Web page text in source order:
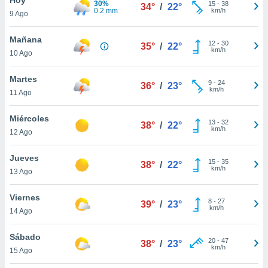
y
en
más
de
9 Ago
30%
0.2 mm
34° / 22° 15- 38
km/h
Mañana
10 Ago
35° / 22° 12- 30
km/h
Martes
11 Ago
36° / 23° 9- 24
km/h
Miércoles
12 Ago
38° / 22° 13- 32
km/h
Jueves
13 Ago
38° / 22° 15- 35
km/h
Viernes
14 Ago
39° / 23° 8- 27
km/h
Sábado
15 Ago
38° / 23° 20- 47
km/h